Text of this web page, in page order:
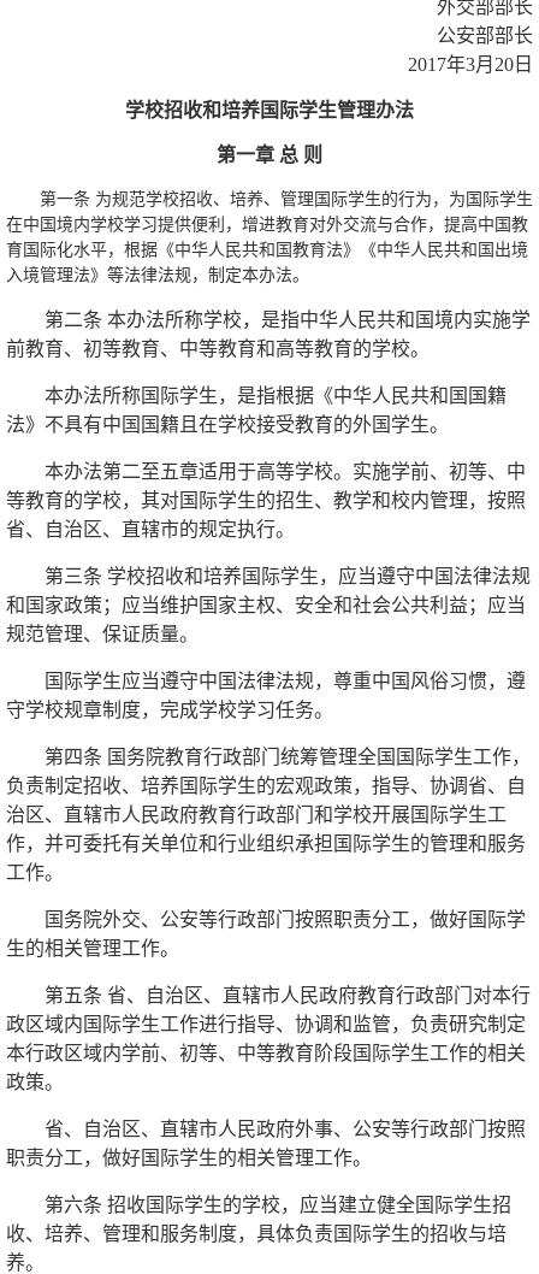
外交部部长
公安部部长
2017年3月20日
学校招收和培养国际学生管理办法
第一章 总 则
第一条 为规范学校招收、培养、管理国际学生的行为，为国际学生
在中国境内学校学习提供便利，增进教育对外交流与合作，提高中国教
育国际化水平，根据《中华人民共和国教育法》《中华人民共和国出境
入境管理法》等法律法规，制定本办法。
第二条 本办法所称学校，是指中华人民共和国境内实施学
前教育、初等教育、中等教育和高等教育的学校。
本办法所称国际学生，是指根据《中华人民共和国国籍
法》不具有中国国籍且在学校接受教育的外国学生。
本办法第二至五章适用于高等学校。实施学前、初等、中
等教育的学校，其对国际学生的招生、教学和校内管理，按照
省、自治区、直辖市的规定执行。
第三条 学校招收和培养国际学生，应当遵守中国法律法规
和国家政策；应当维护国家主权、安全和社会公共利益；应当
规范管理、保证质量。
国际学生应当遵守中国法律法规，尊重中国风俗习惯，遵
守学校规章制度，完成学校学习任务。
第四条 国务院教育行政部门统筹管理全国国际学生工作，
负责制定招收、培养国际学生的宏观政策，指导、协调省、自
治区、直辖市人民政府教育行政部门和学校开展国际学生工
作，并可委托有关单位和行业组织承担国际学生的管理和服务
工作。
国务院外交、公安等行政部门按照职责分工，做好国际学
生的相关管理工作。
第五条 省、自治区、直辖市人民政府教育行政部门对本行
政区域内国际学生工作进行指导、协调和监管，负责研究制定
本行政区域内学前、初等、中等教育阶段国际学生工作的相关
政策。
省、自治区、直辖市人民政府外事、公安等行政部门按照
职责分工，做好国际学生的相关管理工作。
第六条 招收国际学生的学校，应当建立健全国际学生招
收、培养、管理和服务制度，具体负责国际学生的招收与培
养。